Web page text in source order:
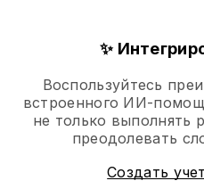
✨
Воспользуйтесь
встроенного ИИ-
не только выполнять
преодолевать
Создать